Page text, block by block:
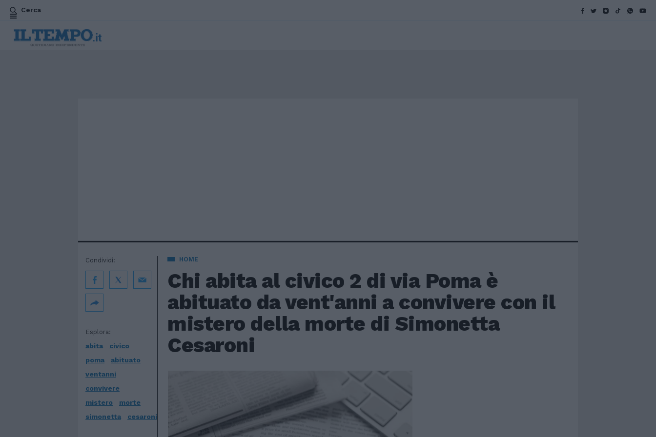
Cerca
HOME
Chi abita al civico 2 di via Poma è
abituato da vent'anni a convivere con il
mistero della morte di Simonetta
Cesaroni
Esplora:
abita
civico
poma
abituato
ventanni
convivere
mistero
morte
simonetta
cesaroni
Condividi: